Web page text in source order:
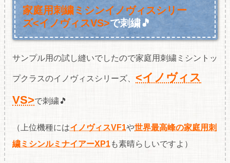
家庭用刺繍ミシンイノヴィスシリー
ズ<イノヴィスVS>で刺繍🎵
サンプル用の試し縫いでしたので家庭用刺繍ミシントッ
プクラスのイノヴィスシリーズ、 <イノヴィス
VS>で刺繍🎵
（上位機種にはイノヴィスVF1や世界最高峰の家庭用刺
繍ミシンルミナイアーXP1も素晴らしいですよ）